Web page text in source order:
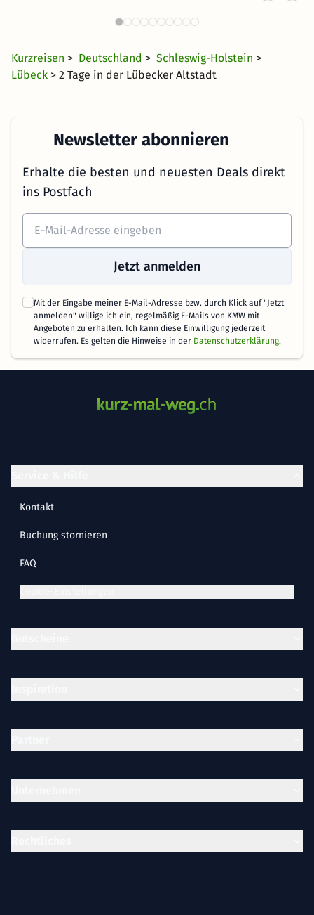
74 Angebote
Kurzreisen > Deutschland > Schleswig-Holstein >
Lübeck > 2 Tage in der Lübecker Altstadt
Newsletter abonnieren
Erhalte die besten und neuesten Deals direkt
ins Postfach
Jetzt anmelden
Mit der Eingabe meiner E-Mail-Adresse bzw. durch Klick auf "Jetzt
anmelden" willige ich ein, regelmäßig E-Mails von KMW mit
Angeboten zu erhalten. Ich kann diese Einwilligung jederzeit
widerrufen. Es gelten die Hinweise in der Datenschutzerklärung.
Kontakt
Buchung stornieren
FAQ